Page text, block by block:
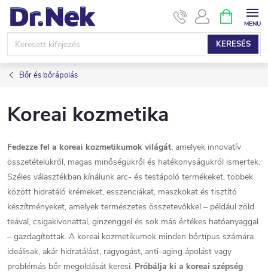
Ugrás
KERESÉS
KOSÁR
Bőr és bőrápolás
Koreai kozmetika
Fedezze fel a koreai kozmetikumok világát, amelyek innovatív
összetételükről, magas minőségükről és hatékonyságukról ismertek.
Széles választékban kínálunk arc- és testápoló termékeket, többek
között hidratáló krémeket, esszenciákat, maszkokat és tisztító
készítményeket, amelyek természetes összetevőkkel – például zöld
teával, csigakivonattal, ginzenggel és sok más értékes hatóanyaggal
– gazdagítottak. A koreai kozmetikumok minden bőrtípus számára
ideálisak, akár hidratálást, ragyogást, anti-aging ápolást vagy
problémás bőr megoldását keresi. Próbálja ki a koreai szépség